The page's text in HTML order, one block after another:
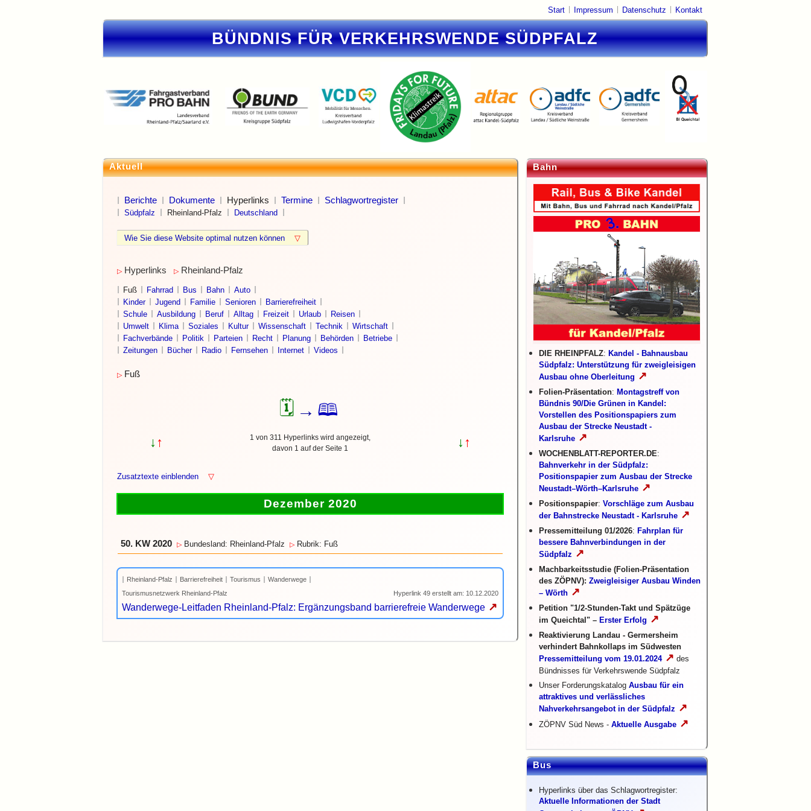
Start Impressum Datenschutz Kontakt
BÜNDNIS FÜR VERKEHRSWENDE SÜDPFALZ
Aktuell
Berichte Dokumente Hyperlinks Termine Schlagwortregister
Südpfalz Rheinland-Pfalz Deutschland
Wie Sie diese Website optimal nutzen können ▽
▷ Hyperlinks ▷ Rheinland-Pfalz
Fuß Fahrrad Bus Bahn
Auto
Kinder
Jugend Familie Senioren
Barrierefreiheit
Schule
Ausbildung Beruf Alltag Freizeit Urlaub
Reisen
Umwelt
Klima Soziales Kultur Wissenschaft Technik
Wirtschaft
Fachverbände
Politik Parteien Recht Planung Behörden
Betriebe
Zeitungen
Bücher Radio Fernsehen Internet Videos
▷ Fuß
🗓 → 🕮
↓ ↑
1 von 311 Hyperlinks wird angezeigt,
davon 1 auf der Seite 1
↓ ↑
Zusatztexte einblenden ▽
Dezember 2020
50. KW 2020 ▷ Bundesland: Rheinland-Pfalz ▷ Rubrik: Fuß
Rheinland-Pfalz Barrierefreiheit Tourismus
Wanderwege
Tourismusnetzwerk Rheinland-Pfalz
Hyperlink 49 erstellt am: 10.12.2020
Wanderwege-Leitfaden Rheinland-Pfalz: Ergänzungsband barrierefreie Wanderwege ↗
Bahn
DIE RHEINPFALZ: Kandel - Bahnausbau
Südpfalz: Unterstützung für zweigleisigen
Ausbau ohne Oberleitung ↗
Folien-Präsentation: Montagstreff von
Bündnis 90/Die Grünen in Kandel:
Vorstellen des Positionspapiers zum
Ausbau der Strecke Neustadt -
Karlsruhe ↗
WOCHENBLATT-REPORTER.DE:
Bahnverkehr in der Südpfalz:
Positionspapier zum Ausbau der Strecke
Neustadt–Wörth–Karlsruhe ↗
Positionspapier: Vorschläge zum Ausbau
der Bahnstrecke Neustadt - Karlsruhe ↗
Pressemitteilung 01/2026: Fahrplan für
bessere Bahnverbindungen in der
Südpfalz ↗
Machbarkeitsstudie (Folien-Präsentation
des ZÖPNV): Zweigleisiger Ausbau Winden
– Wörth ↗
Petition "1/2-Stunden-Takt und Spätzüge
im Queichtal" – Erster Erfolg ↗
Reaktivierung Landau - Germersheim
verhindert Bahnkollaps im Südwesten
Pressemitteilung vom 19.01.2024↗ des
Bündnisses für Verkehrswende Südpfalz
Unser Forderungskatalog Ausbau für ein
attraktives und verlässliches
Nahverkehrsangebot in der Südpfalz ↗
ZÖPNV Süd News - Aktuelle Ausgabe ↗
Bus
Hyperlinks über das Schlagwortregister:
Aktuelle Informationen der Stadt